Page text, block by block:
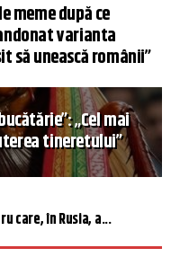
meme după ce
varianta
să unească românii”
„Cel mai
tineretului”
care, în Rusia, a...